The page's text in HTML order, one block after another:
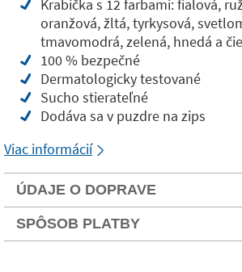
Krabička s 12 farbami: fialová,
oranžová, žltá, tyrkysová,
tmavomodrá, zelená, hnedá a
100 % bezpečné
Dermatologicky testované
Sucho stierateľné
Dodáva sa v puzdre na zips
Viac informácií
ÚDAJE O DOPRAVE
SPÔSOB PLATBY